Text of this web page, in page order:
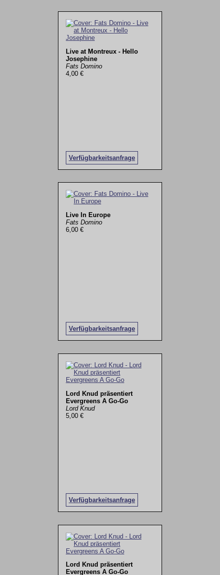
Live at Montreux - Hello
Josephine
Fats Domino
4,00 €
Verfügbarkeitsanfrage
Live In Europe
Fats Domino
6,00 €
Verfügbarkeitsanfrage
Lord Knud präsentiert
Evergreens A Go-Go
Lord Knud
5,00 €
Verfügbarkeitsanfrage
Lord Knud präsentiert
Evergreens A Go-Go